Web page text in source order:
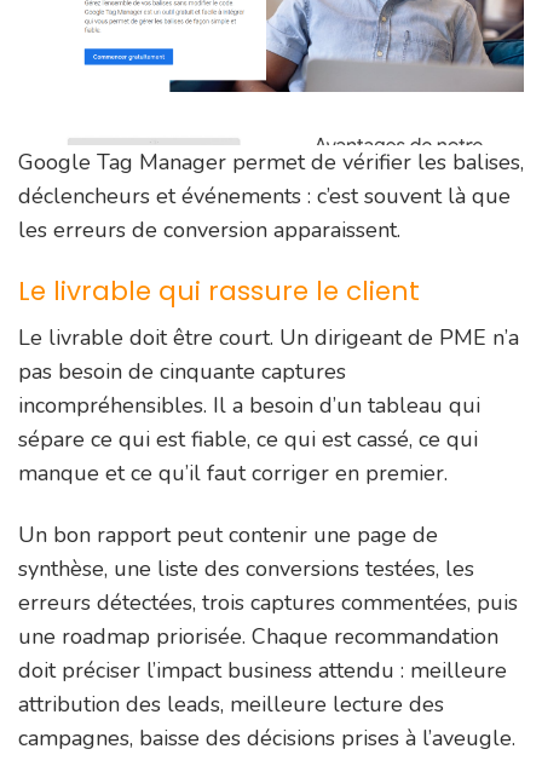
Google Tag Manager permet de vérifier les balises,
déclencheurs et événements : c’est souvent là que
les erreurs de conversion apparaissent.
Le livrable qui rassure le client
Le livrable doit être court. Un dirigeant de PME n’a
pas besoin de cinquante captures
incompréhensibles. Il a besoin d’un tableau qui
sépare ce qui est fiable, ce qui est cassé, ce qui
manque et ce qu’il faut corriger en premier.
Un bon rapport peut contenir une page de
synthèse, une liste des conversions testées, les
erreurs détectées, trois captures commentées, puis
une roadmap priorisée. Chaque recommandation
doit préciser l’impact business attendu : meilleure
attribution des leads, meilleure lecture des
campagnes, baisse des décisions prises à l’aveugle.